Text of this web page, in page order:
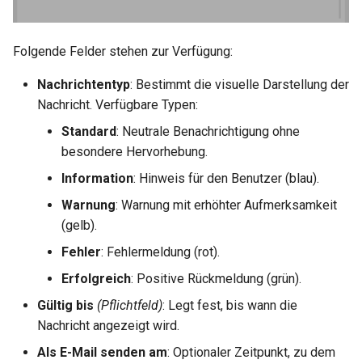
Folgende Felder stehen zur Verfügung:
Nachrichtentyp: Bestimmt die visuelle Darstellung der
Nachricht. Verfügbare Typen:
Standard: Neutrale Benachrichtigung ohne
besondere Hervorhebung.
Information: Hinweis für den Benutzer (blau).
Warnung: Warnung mit erhöhter Aufmerksamkeit
(gelb).
Fehler: Fehlermeldung (rot).
Erfolgreich: Positive Rückmeldung (grün).
Gültig bis (Pflichtfeld): Legt fest, bis wann die
Nachricht angezeigt wird.
Als E-Mail senden am: Optionaler Zeitpunkt, zu dem